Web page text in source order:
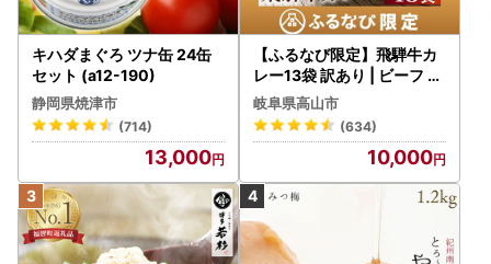
法（昭和25年法律第226号）第37条の2第2項及び第314条の
7第2項の規定に基づき、ふるさと納税の対象となる地方団体
として指定されました。
指定対象期間は、令和7年10月1日から令和8年9月30日まで
です。
キハダまぐろ ツナ缶 24缶
セット (a12-190)
静岡県焼津市
(714)
13,000
【ふるなび限定】飛騨牛カ
レー13袋 訳あり | ビーフ レ
トルト 訳あり DC006-CP
01 FN-Limited-VO
岐阜県高山市
(634)
10,000